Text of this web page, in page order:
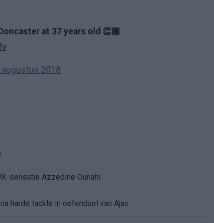
at 37 years old 👏🏾
augustus 2018
sensatie Azzedine Ounahi
harde tackle in oefenduel van Ajax